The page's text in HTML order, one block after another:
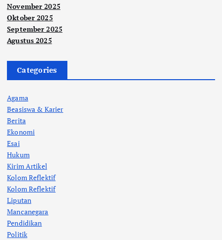
November 2025
Oktober 2025
September 2025
Agustus 2025
Categories
Agama
Beasiswa & Karier
Berita
Ekonomi
Esai
Hukum
Kirim Artikel
Kolom Reflektif
Kolom Reflektif
Liputan
Mancanegara
Pendidikan
Politik